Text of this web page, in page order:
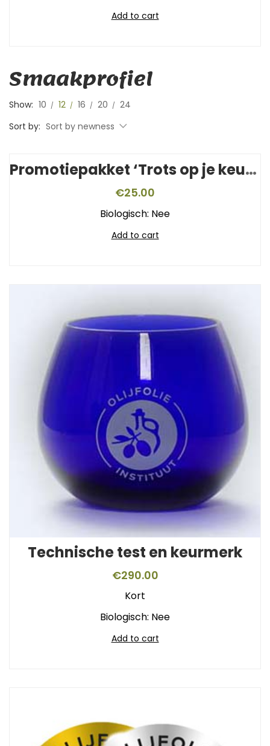
Add to cart
Smaakprofiel
Show: 10 12 16 20
24
Sort by: Sort by newness
Promotiepakket ‘Trots op je keurmerk’
€25.00
Biologisch: Nee
Add to cart
Technische test en keurmerk
€290.00
Kort
Biologisch: Nee
Add to cart